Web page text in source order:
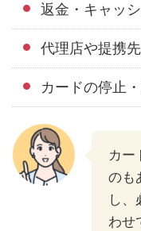
返金・キャッ
代理店や提携
カードの停止
カー
のも
し、
わせ